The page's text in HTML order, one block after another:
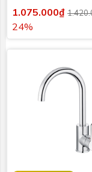
1.075.000₫
24%